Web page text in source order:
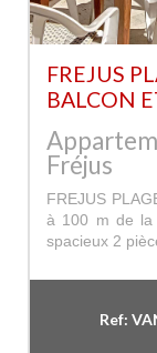
FREJUS
BALCON
Fréjus
FREJUS
à 100 m de la
spacieux 2
Ref: